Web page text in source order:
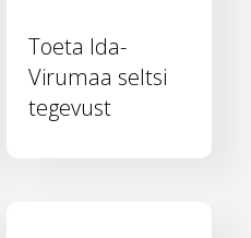
Toeta Ida-
Virumaa seltsi
tegevust